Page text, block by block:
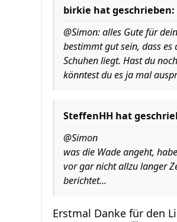
birkie hat geschrieben:
@Simon: alles Gute für
bestimmt gut sein, dass es
Schuhen liegt. Hast du
könntest du es ja mal
SteffenHH hat
@Simon
was die Wade angeht,
vor gar nicht allzu langer
berichtet...
Erstmal Danke für den